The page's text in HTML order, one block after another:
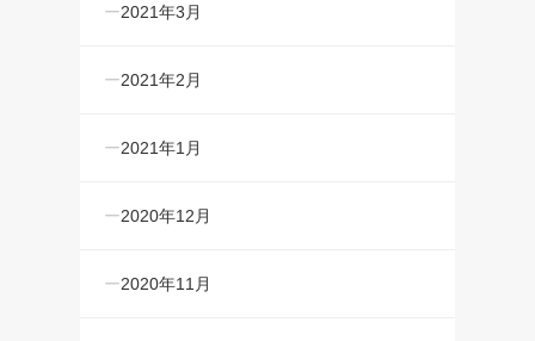
2021年3月
2021年2月
2021年1月
2020年12月
2020年11月